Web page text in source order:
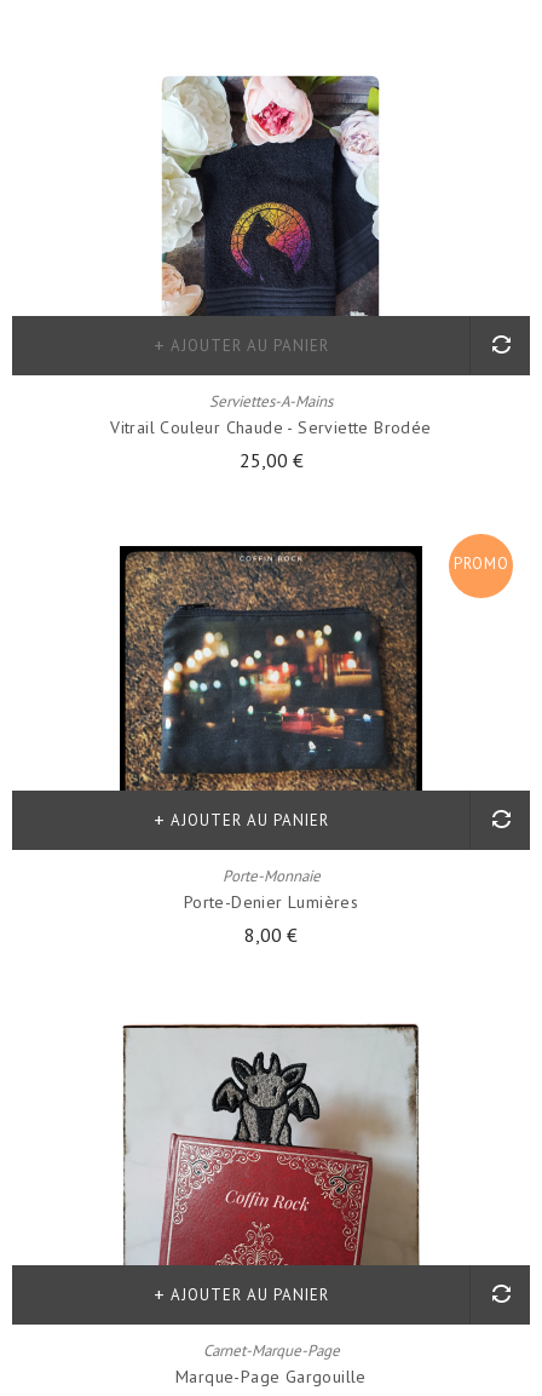
Serviettes-A-Mains
Vitrail Couleur Chaude - Serviette Brodée
25,00 €
AJOUTER AU PANIER
PROMO
Porte-Monnaie
Porte-Denier Lumières
8,00 €
AJOUTER AU PANIER
Carnet-Marque-Page
Marque-Page Gargouille
AJOUTER AU PANIER